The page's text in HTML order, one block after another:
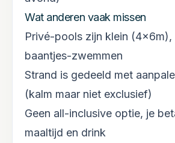
Wat anderen vaak missen
Privé-pools zijn klein
baantjes-zwemmen
Strand is gedeeld met
(kalm maar niet exclusief)
Geen all-inclusive optie, je
maaltijd en drink